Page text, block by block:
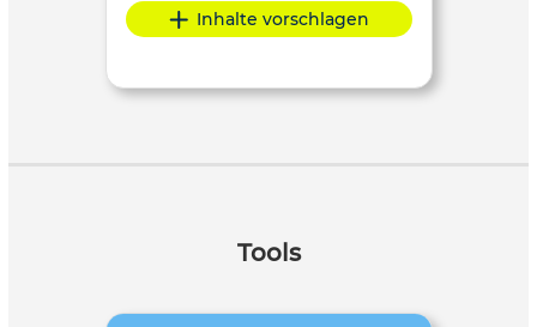
Inhalte vorschlagen
Tools